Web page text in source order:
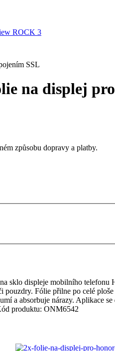
ROCK 3
na displej
způsobu dopravy a platby.
sklo displeje mobilního
pouzdry. Fólie přilne po celé
a absorbuje nárazy. Aplikace
produktu: ONM6542